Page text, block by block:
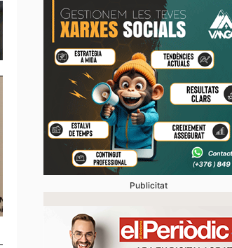
La compravenda d’immobles baixa
operacions retrocedeix un 17,3%
Publicitat